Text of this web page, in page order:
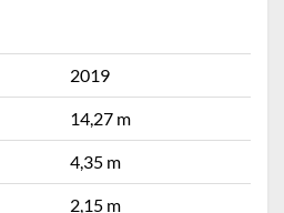
2019
14,27 m
4,35 m
2,15 m